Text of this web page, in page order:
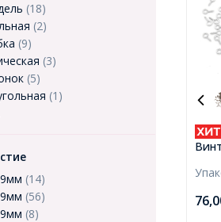
(18)
(2)
(9)
(3)
(5)
(1)
(14)
(56)
(8)